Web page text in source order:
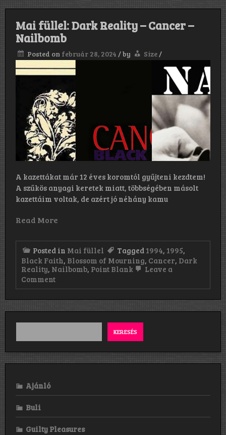
Mai füllel: Dark Reality – Cancer –
Nailbomb
Posted on február 28, 2024 /by Size/
A kazettákat már 12 éves koromtól gyűjteni kezdtem!
A szűkös anyagi keretek miatt, többségében másolt
kazettáim voltak, de azért jó néhány kamu
Read More
Posted in Mai füllel Tagged 1994, 1995,
Black Faith, Blossom of Mourning, Cancer, Dark
Reality, Nailbomb, Point Blank
Leave a
Commenton
Mai
Reality
–
–
KERESÉS
Ajánló
Buli
Guilty Pleasures